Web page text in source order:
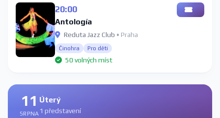
20:00
Antología
Reduta Jazz Club • Praha
Činohra Pro děti
50 volných míst
11
SRPNA
Úterý
1 představení